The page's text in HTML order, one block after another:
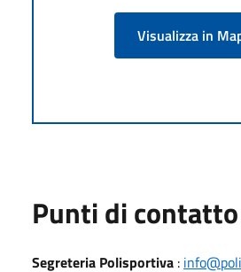
Visualizza in
Punti di contatto
Segreteria Polisportiva :